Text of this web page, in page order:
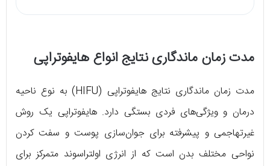
مدت زمان ماندگاری نتایج انواع هایفوتراپی
مدت زمان ماندگاری نتایج هایفوتراپی (HIFU) به نوع ناحیه
درمان و ویژگی‌های فردی بستگی دارد. هایفوتراپی یک روش
غیرتهاجمی و پیشرفته برای جوان‌سازی پوست و سفت کردن
نواحی مختلف بدن است که از انرژی اولتراسوند متمرکز برای